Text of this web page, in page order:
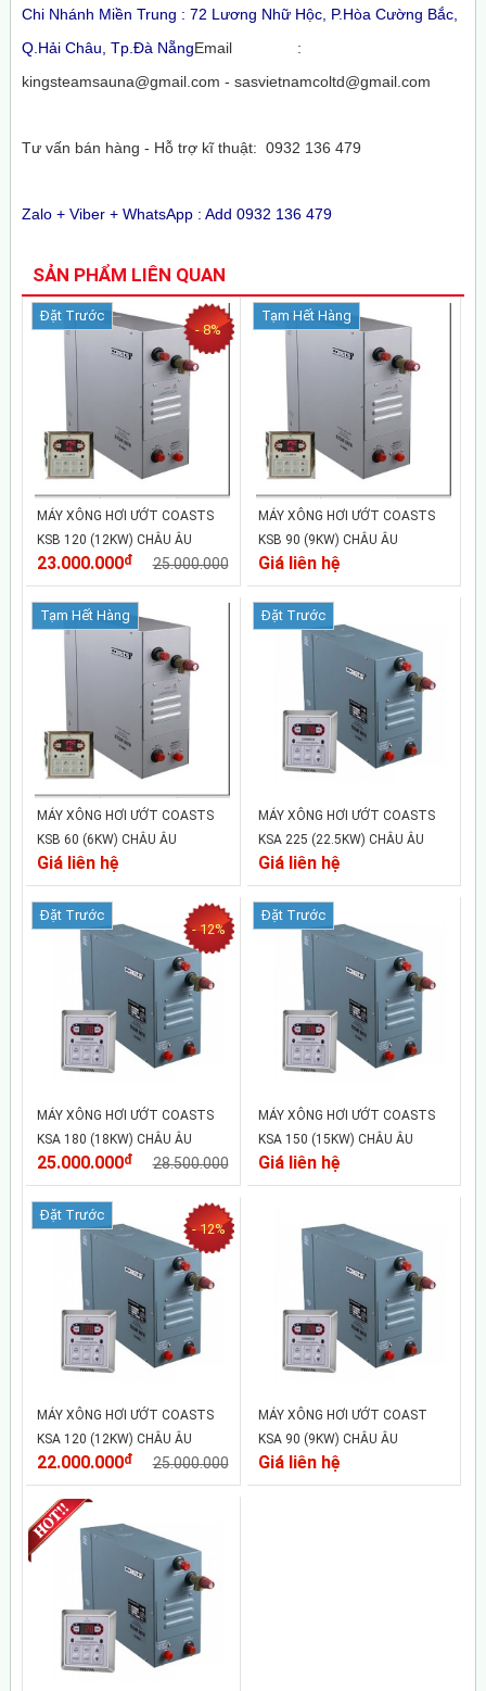
Chi Nhánh Miền Trung : 72 Lương Nhữ Hộc, P.Hòa Cường Bắc,
Q.Hải Châu, Tp.Đà NẵngEmail :
kingsteamsauna@gmail.com - sasvietnamcoltd@gmail.com
Tư vấn bán hàng - Hỗ trợ kĩ thuật: 0932 136 479
Zalo + Viber + WhatsApp : Add 0932 136 479
SẢN PHẨM LIÊN QUAN
Đặt Trước
- 8%
MÁY XÔNG HƠI ƯỚT COASTS
KSB 120 (12KW) CHÂU ÂU
23.000.000đ 25.000.000
Tạm Hết Hàng
MÁY XÔNG HƠI ƯỚT COASTS
KSB 90 (9KW) CHÂU ÂU
Giá liên hệ
Tạm Hết Hàng
MÁY XÔNG HƠI ƯỚT COASTS
KSB 60 (6KW) CHÂU ÂU
Giá liên hệ
Đặt Trước
MÁY XÔNG HƠI ƯỚT COASTS
KSA 225 (22.5KW) CHÂU ÂU
Giá liên hệ
Đặt Trước
- 12%
MÁY XÔNG HƠI ƯỚT COASTS
KSA 180 (18KW) CHÂU ÂU
25.000.000đ 28.500.000
Đặt Trước
MÁY XÔNG HƠI ƯỚT COASTS
KSA 150 (15KW) CHÂU ÂU
Giá liên hệ
Đặt Trước
- 12%
MÁY XÔNG HƠI ƯỚT COASTS
KSA 120 (12KW) CHÂU ÂU
22.000.000đ 25.000.000
MÁY XÔNG HƠI ƯỚT COAST
KSA 90 (9KW) CHÂU ÂU
Giá liên hệ